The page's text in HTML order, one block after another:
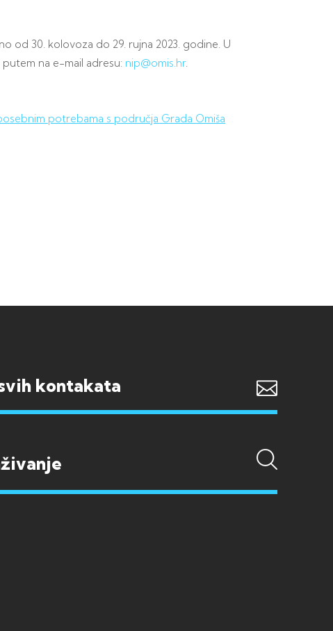
od 30. kolovoza do 29. rujna 2023. godine. U
na e-mail adresu: nip@omis.hr.
potrebama s područja Grada Omiša
kontakata